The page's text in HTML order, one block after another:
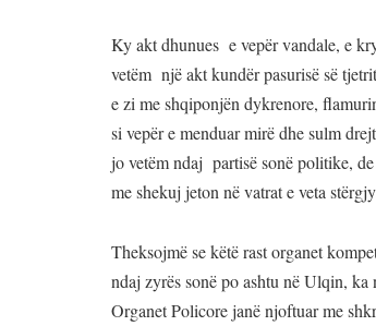
Ky akt dhunues e vepër vandale, e
vetëm një akt kundër pasurisë së
e zi me shqiponjën dykrenore,
si vepër e menduar mirë dhe sulm
jo vetëm ndaj partisë sonë politike,
me shekuj jeton në vatrat e veta
Theksojmë se këtë rast organet
ndaj zyrës sonë po ashtu në Ulqin,
Organet Policore janë njoftuar me